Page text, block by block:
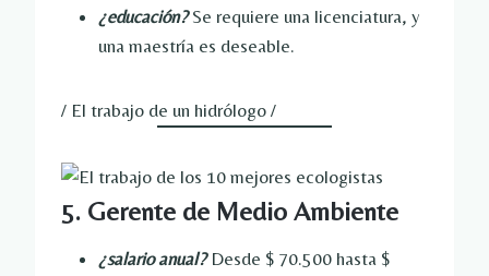
¿educación?Se requiere una licenciatura, y
una maestría es deseable.
/ El trabajo de un hidrólogo /
5. Gerente de Medio Ambiente
¿salario anual?Desde $ 70.500 hasta $